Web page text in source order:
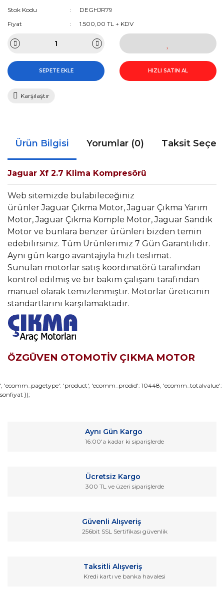
Stok Kodu
DEGHJR79
Fiyat
1.500,00 TL + KDV
SEPETE EKLE HIZLI SATIN AL
Karşılaştır
Ürün Bilgisi Yorumlar (0) Taksit
Jaguar Xf 2.7 Klima Kompresörü
Web sitemizde bulabileceğiniz
ürünler Jaguar Çıkma Motor, Jaguar Çıkma Yarım
Motor, Jaguar Çıkma Komple Motor, Jaguar Sandık
Motor ve bunlara benzer ürünleri bizden temin
edebilirsiniz. Tüm Ürünlerimiz 7 Gün Garantilidir.
Aynı gün kargo avantajıyla hızlı teslimat.
Sunulan motorlar satış koordinatörü tarafından
kontrol edilmiş ve bir bakım çalışanı tarafından
manuel olarak temizlenmiştir. Motorlar üreticinin
standartlarını karşılamaktadır.
ÖZGÜVEN OTOMOTİV ÇIKMA MOTOR
Yorum Yaz
Bu ürünün fiyat bilgisi, resim, ürün açıklamalarında ve diğer
konularda yetersiz gördüğünüz noktaları öneri formunu
Ürün resmi kalitesiz, bozuk veya görüntülenemiyor.
Ürün fiyatı diğer sitelerden daha pahalı.
', 'ecomm_pagetype': 'product', 'ecomm_prodid': 10448, 'ecomm_totalvalue':
sonfiyat });
Aynı Gün Kargo
16:00'a kadar ki siparişlerde
Ücretsiz Kargo
300 TL ve üzeri siparişlerde
Güvenli Alışveriş
256bit SSL Sertifikası güvenlik
Taksitli Alışveriş
Kredi kartı ve banka havalesi